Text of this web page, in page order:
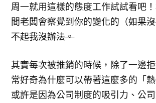
周一就用這樣的態度工作試試看吧
間老闆會察覺到你的變化的（如果
不起我沒辦法。
其實每次被推銷的時候，除了一邊
常好奇為什麼可以帶著這麼多的「
或許是因為公司制度的吸引力、公